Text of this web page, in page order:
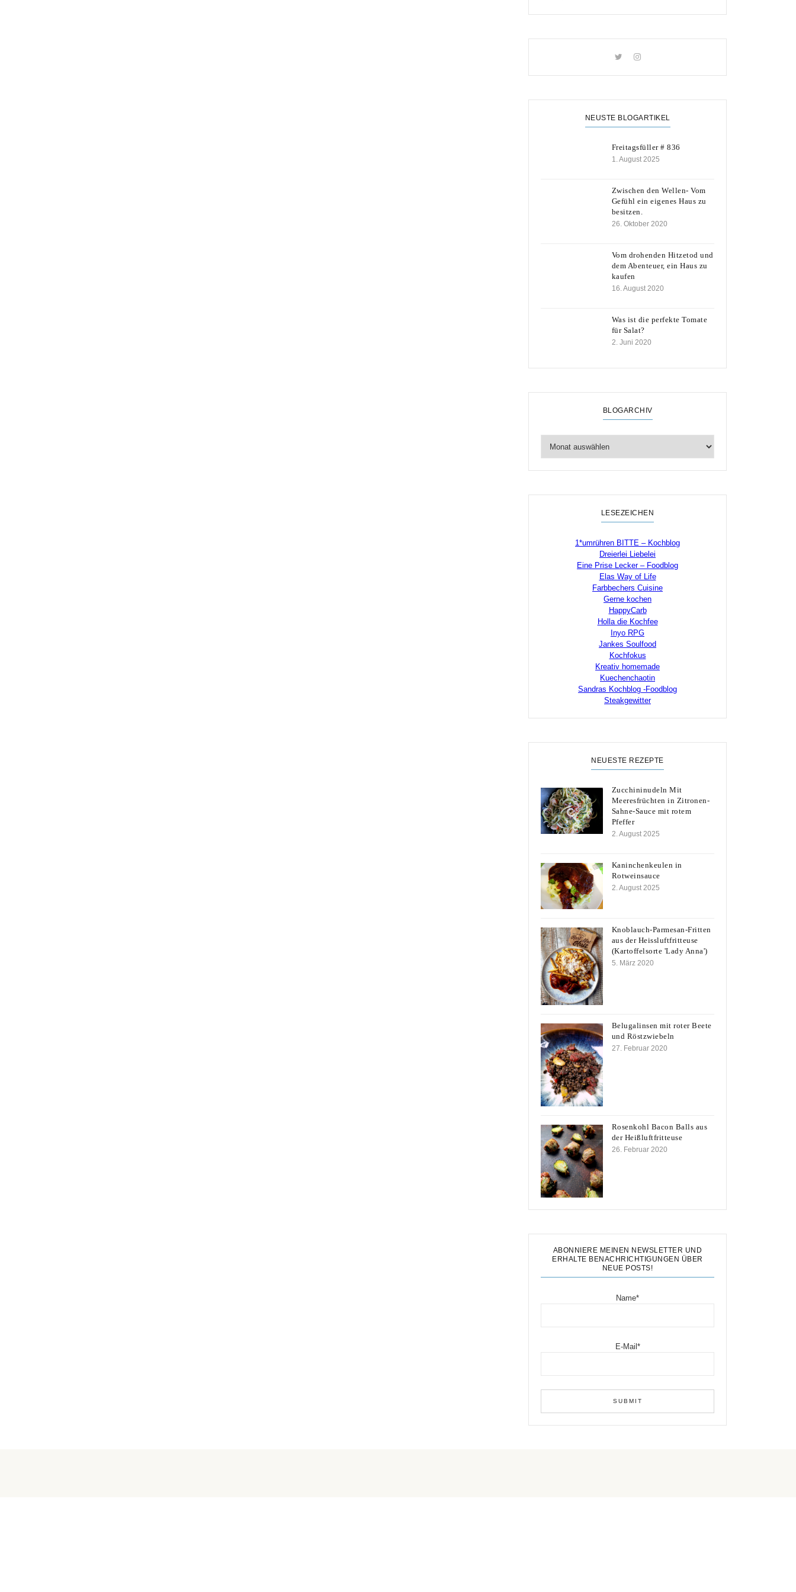
NEUSTE BLOGARTIKEL
Freitagsfüller # 836
1. August 2025
Zwischen den Wellen- Vom
Gefühl ein eigenes Haus zu
besitzen.
26. Oktober 2020
Vom drohenden Hitzetod und
dem Abenteuer, ein Haus zu
kaufen
16. August 2020
Was ist die perfekte Tomate
für Salat?
2. Juni 2020
BLOGARCHIV
LESEZEICHEN
1*umrühren BITTE – Kochblog
Dreierlei Liebelei
Eine Prise Lecker – Foodblog
Elas Way of Life
Farbbechers Cuisine
Gerne kochen
HappyCarb
Holla die Kochfee
Inyo RPG
Jankes Soulfood
Kochfokus
Kreativ homemade
Kuechenchaotin
Sandras Kochblog -Foodblog
Steakgewitter
NEUESTE REZEPTE
Zucchininudeln Mit
Meeresfrüchten in Zitronen-
Sahne-Sauce mit rotem
Pfeffer
2. August 2025
Kaninchenkeulen in
Rotweinsauce
2. August 2025
Knoblauch-Parmesan-Fritten
aus der Heissluftfritteuse
(Kartoffelsorte 'Lady Anna')
5. März 2020
Belugalinsen mit roter Beete
und Röstzwiebeln
27. Februar 2020
Rosenkohl Bacon Balls aus
der Heißluftfritteuse
26. Februar 2020
ABONNIERE MEINEN NEWSLETTER UND
ERHALTE BENACHRICHTIGUNGEN ÜBER
NEUE POSTS!
Name*
E-Mail*